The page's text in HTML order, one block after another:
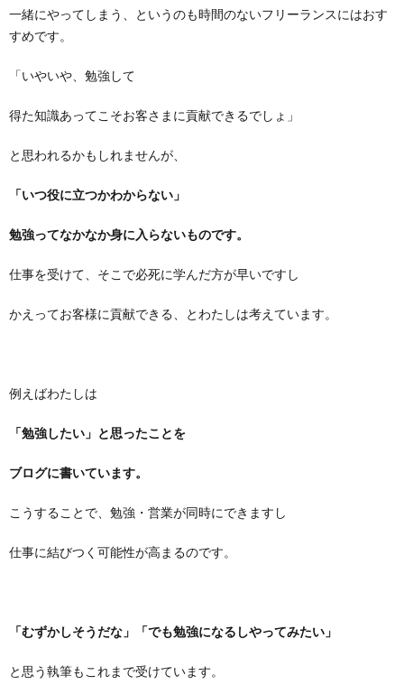
一緒にやってしまう、というのも時間のないフリーランスにはおす
すめです。
「いやいや、勉強して
得た知識あってこそお客さまに貢献できるでしょ」
と思われるかもしれませんが、
「いつ役に立つかわからない」
勉強ってなかなか身に入らないものです。
仕事を受けて、そこで必死に学んだ方が早いですし
かえってお客様に貢献できる、とわたしは考えています。
例えばわたしは
「勉強したい」と思ったことを
ブログに書いています。
こうすることで、勉強・営業が同時にできますし
仕事に結びつく可能性が高まるのです。
「むずかしそうだな」「でも勉強になるしやってみたい」
と思う執筆もこれまで受けています。